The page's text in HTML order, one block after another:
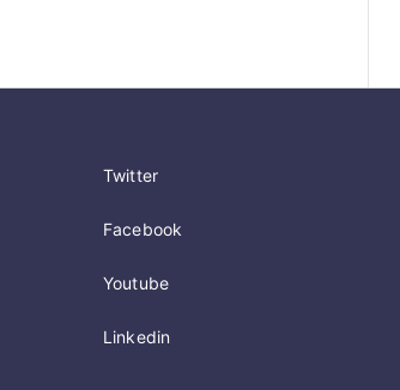
Twitter
Facebook
Youtube
Linkedin